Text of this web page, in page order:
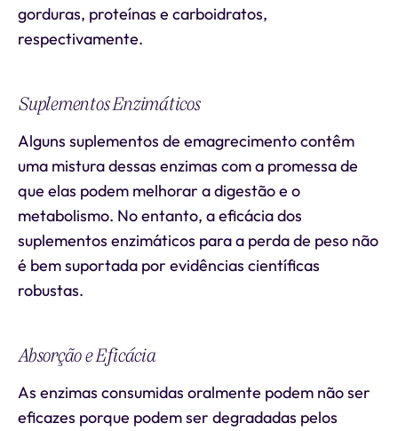
gorduras, proteínas e carboidratos,
respectivamente.
Suplementos Enzimáticos
Alguns suplementos de emagrecimento contêm
uma mistura dessas enzimas com a promessa de
que elas podem melhorar a digestão e o
metabolismo. No entanto, a eficácia dos
suplementos enzimáticos para a perda de peso não
é bem suportada por evidências científicas
robustas.
Absorção e Eficácia
As enzimas consumidas oralmente podem não ser
eficazes porque podem ser degradadas pelos